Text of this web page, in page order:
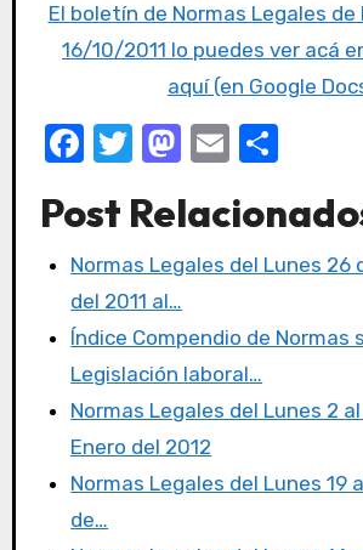
El boletín de Normas Legales de
16/10/2011 lo puedes ver acá
aquí (en Google
F
c
e
b
o
o
k
T
it
te
r
M
st
o
d
o
n
E
ail
C
m
p
tir
Post
Normas Legales del Lunes 26
del 2011 al…
Índice Compendio de Normas
Legislación laboral…
Normas Legales del Lunes 2
Enero del 2012
Normas Legales del Lunes 19
de…